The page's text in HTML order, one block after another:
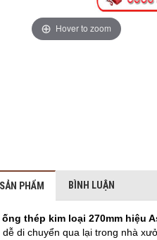
Hover to zoom
PHẨM BÌNH LUẬN
thép kim loại 270mm hiệu
dễ di chuyển qua lại trong nhà